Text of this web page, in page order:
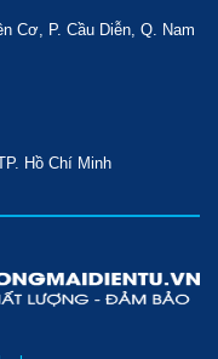
Cơ, P. Cầu Diễn, Q. Nam
Hồ Chí Minh